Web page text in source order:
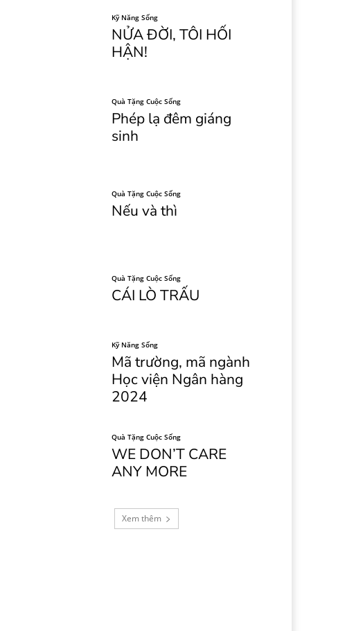
Kỹ Năng Sống
NỬA ĐỜI, TÔI HỐI
HẬN!
Quà Tặng Cuộc Sống
Phép lạ đêm giáng
sinh
Quà Tặng Cuộc Sống
Nếu và thì
Quà Tặng Cuộc Sống
CÁI LÒ TRẤU
Kỹ Năng Sống
Mã trường, mã ngành
Học viện Ngân hàng
2024
Quà Tặng Cuộc Sống
WE DON’T CARE
ANY MORE
Xem thêm